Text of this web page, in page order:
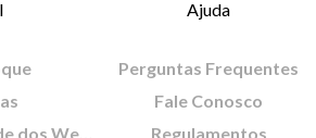
Ajuda
Perguntas Frequentes
Fale Conosco
Regulamentos